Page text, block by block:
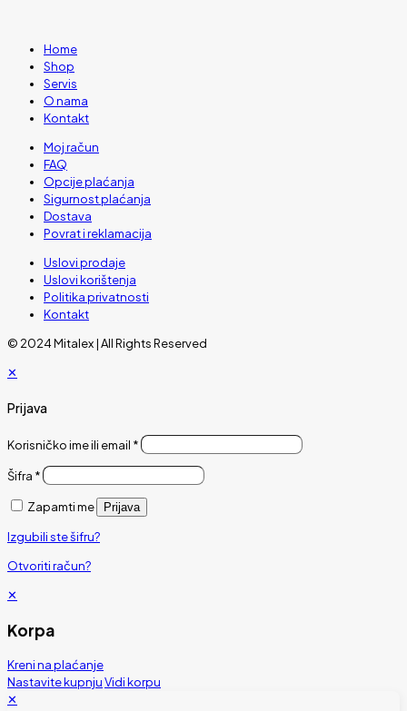
Home
Shop
Servis
O nama
Kontakt
Moj račun
FAQ
Opcije plaćanja
Sigurnost plaćanja
Dostava
Povrat i reklamacija
Uslovi prodaje
Uslovi korištenja
Politika privatnosti
Kontakt
© 2024 Mitalex | All Rights Reserved
✕
Prijava
Korisničko ime ili email *
Šifra *
Zapamti me Prijava
Izgubili ste šifru?
Otvoriti račun?
✕
Korpa
Kreni na plaćanje
Nastavite kupnjuVidi korpu
✕